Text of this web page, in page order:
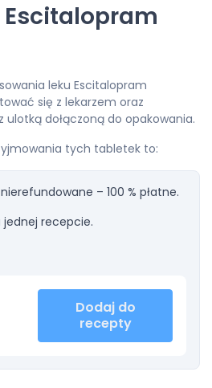
leku Escitalopram
się z lekarzem oraz
ulotką dołączoną do opakowania.
tych tabletek to:
– 100 % płatne.
jednej recepcie.
Dodaj do
recepty